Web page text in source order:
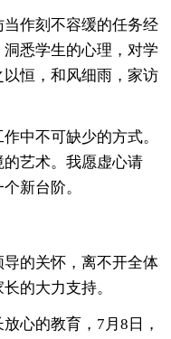
作刻不容缓的任务经
悉学生的心理，对学
恒，和风细雨，家访
中不可缺少的方式。
艺术。我愿虚心请
新台阶。
的关怀，离不开全体
的大力支持。
心的教育，7月8日，